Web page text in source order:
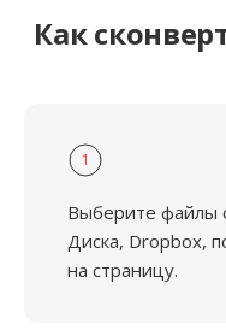
Как
1
Выберите файлы
Диска, Dropbox,
на страницу.